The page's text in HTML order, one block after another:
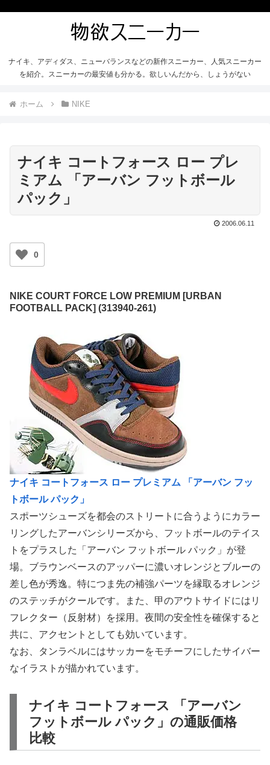
ナイキ、アディダス、ニューバランスなどの新作スニーカー、人気スニーカー
を紹介。スニーカーの最安値も分かる。欲しいんだから、しょうがない
ホーム NIKE
ナイキ コートフォース ロー プレ
ミアム 「アーバン フットボール
パック」
2006.06.11
0
NIKE COURT FORCE LOW PREMIUM [URBAN
FOOTBALL PACK] (313940-261)
ナイキ コートフォース ロー プレミアム 「アーバン フッ
トボール パック」
スポーツシューズを都会のストリートに合うようにカラー
リングしたアーバンシリーズから、フットボールのテイス
トをプラスした「アーバン フットボール パック」が登
場。ブラウンベースのアッパーに濃いオレンジとブルーの
差し色が秀逸。特につま先の補強パーツを縁取るオレンジ
のステッチがクールです。また、甲のアウトサイドにはリ
フレクター（反射材）を採用。夜間の安全性を確保すると
共に、アクセントとしても効いています。
なお、タンラベルにはサッカーをモチーフにしたサイバー
なイラストが描かれています。
ナイキ コートフォース 「アーバン
フットボール パック」の通販価格
比較